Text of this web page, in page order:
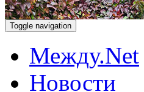
Toggle navigation
Между.Net
Новости